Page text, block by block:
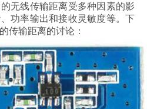
无线传输距离受多种因素的影
功率输出和接收灵敏度等。下
传输距离的讨论：